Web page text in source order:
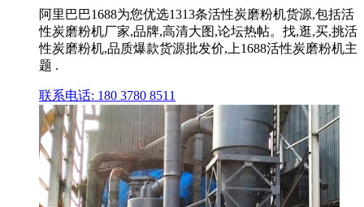
阿里巴巴1688为您优选1313条活性炭磨粉机货源,包括活
性炭磨粉机厂家,品牌,高清大图,论坛热帖。找,逛,买,挑活
性炭磨粉机,品质爆款货源批发价,上1688活性炭磨粉机主
题 .
联系电话: 180 3780 8511